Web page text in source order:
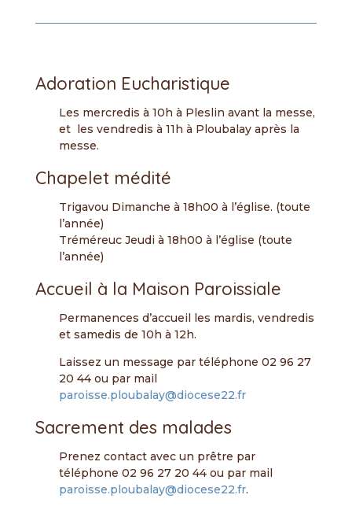
Adoration Eucharistique
Les mercredis à 10h à Pleslin avant la messe,
et les vendredis à 11h à Ploubalay après la
messe.
Chapelet médité
Trigavou Dimanche à 18h00 à l’église. (toute
l’année)
Tréméreuc Jeudi à 18h00 à l’église (toute
l’année)
Accueil à la Maison Paroissiale
Permanences d’accueil les mardis, vendredis
et samedis de 10h à 12h.
Laissez un message par téléphone 02 96 27
20 44 ou par mail
paroisse.ploubalay@diocese22.fr
Sacrement des malades
Prenez contact avec un prêtre par
téléphone 02 96 27 20 44 ou par mail
paroisse.ploubalay@diocese22.fr.